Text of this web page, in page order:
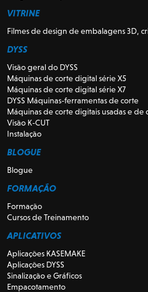
VITRINE
Filmes de design de embalagens 3D,
DYSS
Visão geral do DYSS
Máquinas de corte digital série X5
Máquinas de corte digital série X7
DYSS Máquinas-ferramentas de corte
Máquinas de corte digitais usadas e de
Visão K-CUT
Instalação
BLOGUE
Blogue
FORMAÇÃO
Formação
Cursos de Treinamento
APLICATIVOS
Aplicações KASEMAKE
Aplicações DYSS
Sinalização e Gráficos
Empacotamento